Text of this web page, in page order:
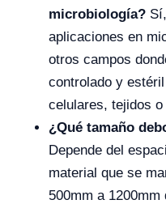
microbiología?
aplicaciones en
otros campos
controlado y
celulares, tejidos
¿Qué tamaño
Depende del
material que se
500mm a